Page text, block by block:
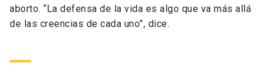
Información para keyboard_arrow_down
aborto. “La defensa de la vida es algo que va más allá
de las creencias de cada uno”, dice.